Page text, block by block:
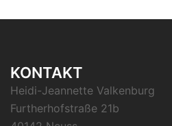
KONTAKT
Heidi-Jeannette Valkenburg
Furtherhofstraße 21b